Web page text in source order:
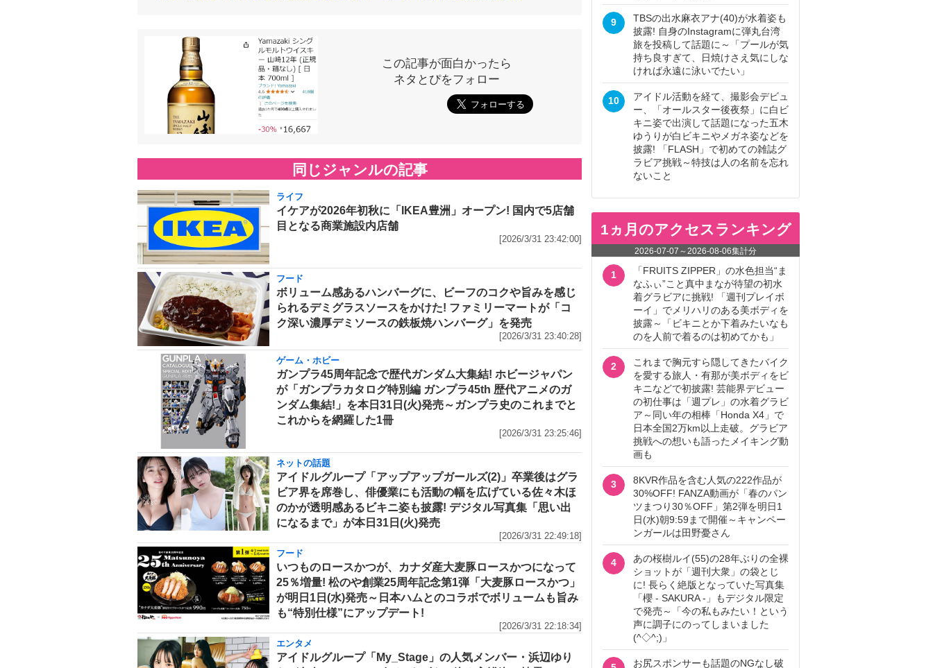
この記事が面白かったら
ネタとぴをフォロー
同じジャンルの記事
ライフ
イケアが2026年初秋に「IKEA豊洲」オープン! 国内で5店舗
目となる商業施設内店舗
[2026/3/31 23:42:00]
フード
ボリューム感あるハンバーグに、ビーフのコクや旨みを感じ
られるデミグラスソースをかけた! ファミリーマートが「コ
ク深い濃厚デミソースの鉄板焼ハンバーグ」を発売
[2026/3/31 23:40:28]
ゲーム・ホビー
ガンプラ45周年記念で歴代ガンダム大集結! ホビージャパン
が「ガンプラカタログ特別編 ガンプラ45th 歴代アニメのガ
ンダム集結!」を本日31日(火)発売～ガンプラ史のこれまでと
これからを網羅した1冊
[2026/3/31 23:25:46]
ネットの話題
アイドルグループ「アップアップガールズ(2)」卒業後はグラ
ビア界を席巻し、俳優業にも活動の幅を広げている佐々木ほ
のかが透明感あるビキニ姿も披露! デジタル写真集「思い出
になるまで」が本日31日(火)発売
[2026/3/31 22:49:18]
フード
いつものロースかつが、カナダ産大麦豚ロースかつになって
25％増量! 松のや創業25周年記念第1弾「大麦豚ロースかつ」
が明日1日(水)発売～日本ハムとのコラボでボリュームも旨み
も“特別仕様”にアップデート!
[2026/3/31 22:18:34]
エンタメ
アイドルグループ「My_Stage」の人気メンバー・浜辺ゆり
9
TBSの出水麻衣アナ(40)が水着姿も
披露! 自身のInstagramに弾丸台湾
旅を投稿して話題に～「プールが気
持ち良すぎて、日焼けさえ気にしな
ければ永遠に泳いでたい」
10
アイドル活動を経て、撮影会デビュ
ー、「オールスター後夜祭」に白ビ
キニ姿で出演して話題になった五木
ゆうりが白ビキニやメガネ姿などを
披露! 「FLASH」で初めての雑誌グ
ラビア挑戦～特技は人の名前を忘れ
ないこと
1ヵ月のアクセスランキング
2026-07-07 ～2026-08-06集計分
1
「FRUITS ZIPPER」の水色担当“ま
なふぃ”こと真中まなが待望の初水
着グラビアに挑戦! 「週刊プレイボ
ーイ」でメリハリのある美ボディを
披露～「ビキニとか下着みたいなも
のを人前で着るのは初めてかも」
2
これまで胸元すら隠してきたバイク
を愛する旅人・有那が美ボディをビ
キニなどで初披露! 芸能界デビュー
の初仕事は「週プレ」の水着グラビ
ア～同い年の相棒「Honda X4」で
日本全国2万km以上走破。グラビア
挑戦への想いも語ったメイキング動
画も
3
8KVR作品を含む人気の222作品が
30%OFF! FANZA動画が「春のパン
ツまつり30％OFF」第2弾を明日1
日(水)朝9:59まで開催～キャンペー
ンガールは田野憂さん
4
あの桜樹ルイ(55)の28年ぶりの全裸
ショットが「週刊大衆」の袋とじ
に! 長らく絶版となっていた写真集
「櫻 - SAKURA -」もデジタル限定
で発売～「今の私もみたい！という
声に調子にのってしまいました
(^◇^;)」
お尻スポンサーも話題のNGなし破